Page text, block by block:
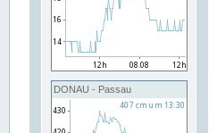
DONAU - Passau